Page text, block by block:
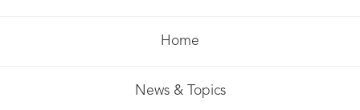
Home
News & Topics